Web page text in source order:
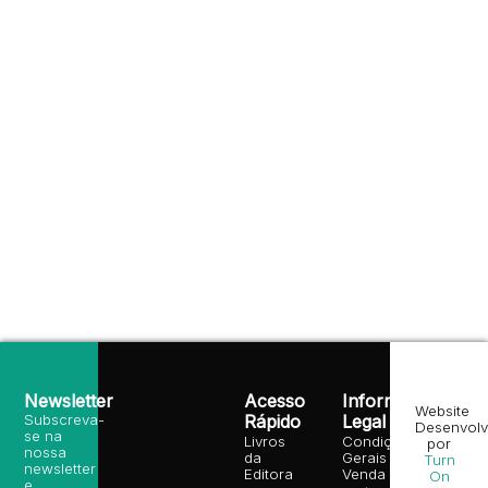
Acesso
Rápido
Livros
da
Editora
Informação
Legal
Condições
Gerais de
Venda
Newsletter
Subscreva-
se na
nossa
newsletter
e
Website
por
Turn
On